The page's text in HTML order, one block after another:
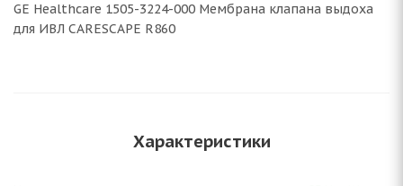
GE Healthcare 1505-3224-000 Мембрана клапана выдоха
для ИВЛ CARESCAPE R860
Характеристики